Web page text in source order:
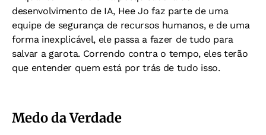
desenvolvimento de IA, Hee Jo faz parte de uma
equipe de segurança de recursos humanos, e de uma
forma inexplicável, ele passa a fazer de tudo para
salvar a garota. Correndo contra o tempo, eles terão
que entender quem está por trás de tudo isso.
Medo da Verdade